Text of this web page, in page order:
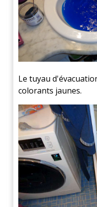
Le tuyau
colorants jaunes.